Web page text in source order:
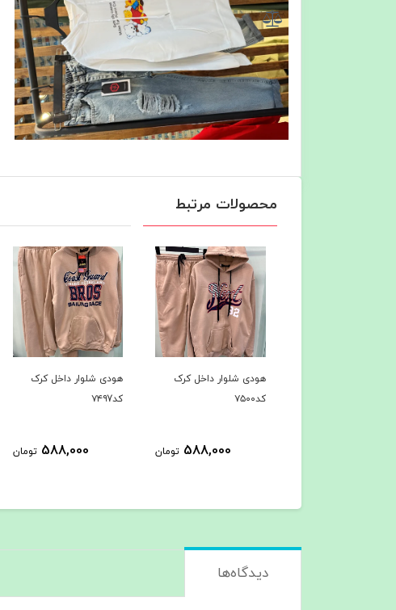
محصولات مرتبط
هودی شلوار داخل کرک
کد۷۵۰۰
588,000 تومان
هودی شلوار داخل کرک
کد۷۴۹7
588,000 تومان
دیدگاه‌ها